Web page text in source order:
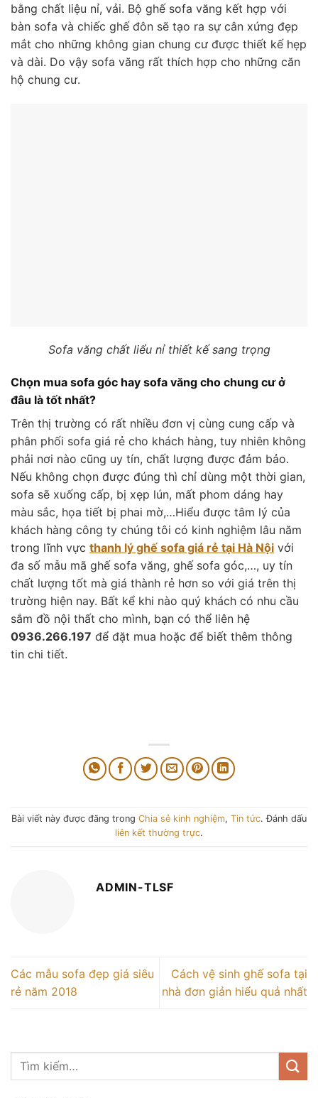
bằng chất liệu nỉ, vải. Bộ ghế sofa văng kết hợp với
bàn sofa và chiếc ghế đôn sẽ tạo ra sự cân xứng đẹp
mắt cho những không gian chung cư được thiết kế hẹp
và dài. Do vậy sofa văng rất thích hợp cho những căn
hộ chung cư.
Sofa văng chất liểu nỉ thiết kế sang trọng
Chọn mua sofa góc hay sofa văng cho chung cư ở
đâu là tốt nhất?
Trên thị trường có rất nhiều đơn vị cùng cung cấp và
phân phối sofa giá rẻ cho khách hàng, tuy nhiên không
phải nơi nào cũng uy tín, chất lượng được đảm bảo.
Nếu không chọn được đúng thì chỉ dùng một thời gian,
sofa sẽ xuống cấp, bị xẹp lún, mất phom dáng hay
màu sắc, họa tiết bị phai mờ,…Hiểu được tâm lý của
khách hàng công ty chúng tôi có kinh nghiệm lâu năm
trong lĩnh vực thanh lý ghế sofa giá rẻ tại Hà Nội với
đa số mẫu mã ghế sofa văng, ghế sofa góc,…, uy tín
chất lượng tốt mà giá thành rẻ hơn so với giá trên thị
trường hiện nay. Bất kể khi nào quý khách có nhu cầu
sắm đồ nội thất cho mình, bạn có thể liên hệ
0936.266.197 để đặt mua hoặc để biết thêm thông
tin chi tiết.
Bài viết này được đăng trong Chia sẻ kinh nghiệm, Tin tức. Đánh dấu
liên kết thường trực.
ADMIN-TLSF
Các mẫu sofa đẹp giá siêu
rẻ năm 2018
Cách vệ sinh ghế sofa tại
nhà đơn giản hiểu quả nhất